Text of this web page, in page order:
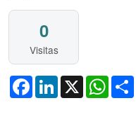
0
Visitas
FacebookLinkedIn
X